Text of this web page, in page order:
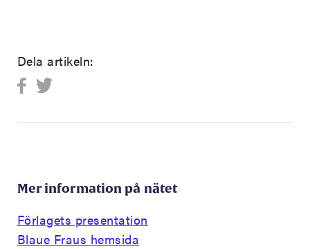
Dela artikeln:
Mer information på nätet
Förlagets presentation
Blaue Fraus hemsida